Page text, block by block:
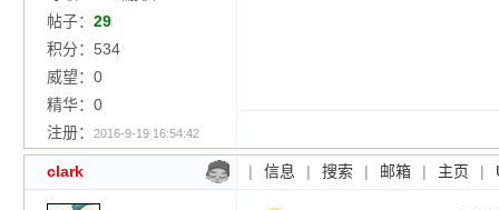
帖子： 29
积分：534
威望：0
精华：0
注册：
2016-9-19 16:54:42
clark | 信息 | 搜索 | 邮箱 | 主页 |